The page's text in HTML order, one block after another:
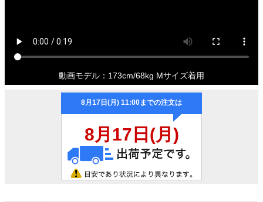
動画モデル：173cm/68kg Mサイズ着用